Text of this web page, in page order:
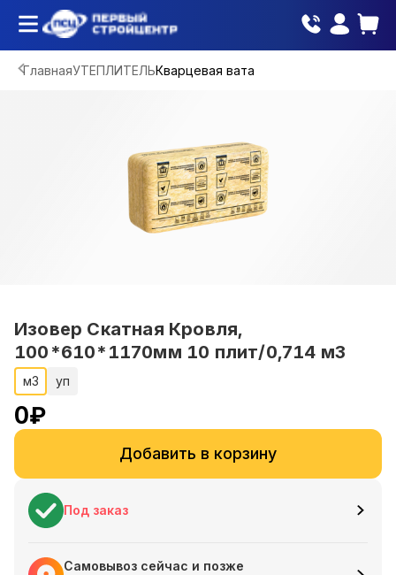
ГлавнаяУТЕПЛИТЕЛЬКварцевая вата
Изовер Скатная Кровля,
100*610*1170мм 10 плит/0,714 м3
м3 уп
0₽
Добавить в корзину
Под заказ
Самовывоз сейчас и позже